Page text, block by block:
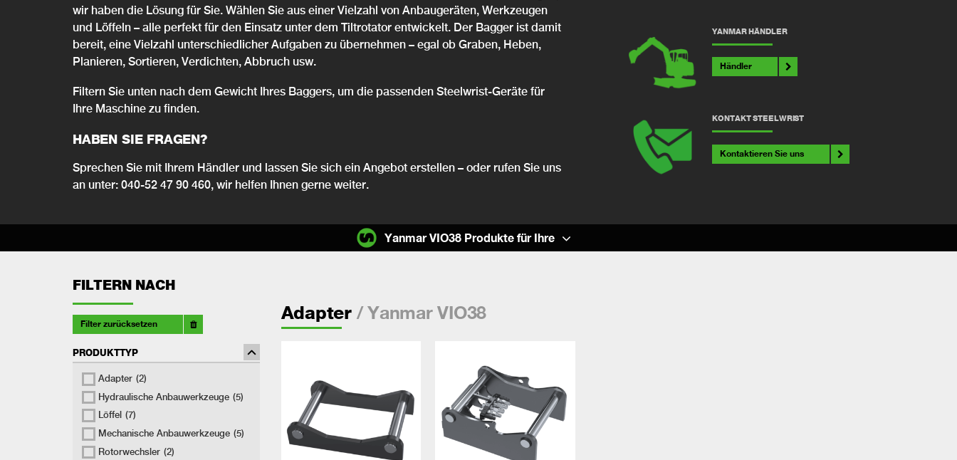
wir haben die Lösung für Sie. Wählen Sie aus einer Vielzahl von Anbaugeräten, Werkzeugen
und Löffeln – alle perfekt für den Einsatz unter dem Tiltrotator entwickelt. Der Bagger ist damit
bereit, eine Vielzahl unterschiedlicher Aufgaben zu übernehmen – egal ob Graben, Heben,
Planieren, Sortieren, Verdichten, Abbruch usw.
Filtern Sie unten nach dem Gewicht Ihres Baggers, um die passenden Steelwrist-Geräte für
Ihre Maschine zu finden.
HABEN SIE FRAGEN?
Sprechen Sie mit Ihrem Händler und lassen Sie sich ein Angebot erstellen – oder rufen Sie uns
an unter: 040-52 47 90 460, wir helfen Ihnen gerne weiter.
YANMAR HÄNDLER
Händler
KONTAKT STEELWRIST
Kontaktieren Sie uns
FILTERN NACH
Filter zurücksetzen
PRODUKTTYP
Adapter (2)
Hydraulische Anbauwerkzeuge (5)
Löffel (7)
Mechanische Anbauwerkzeuge (5)
Rotorwechsler (2)
Adapter/ Yanmar VIO38
Yanmar VIO38 Produkte für Ihre